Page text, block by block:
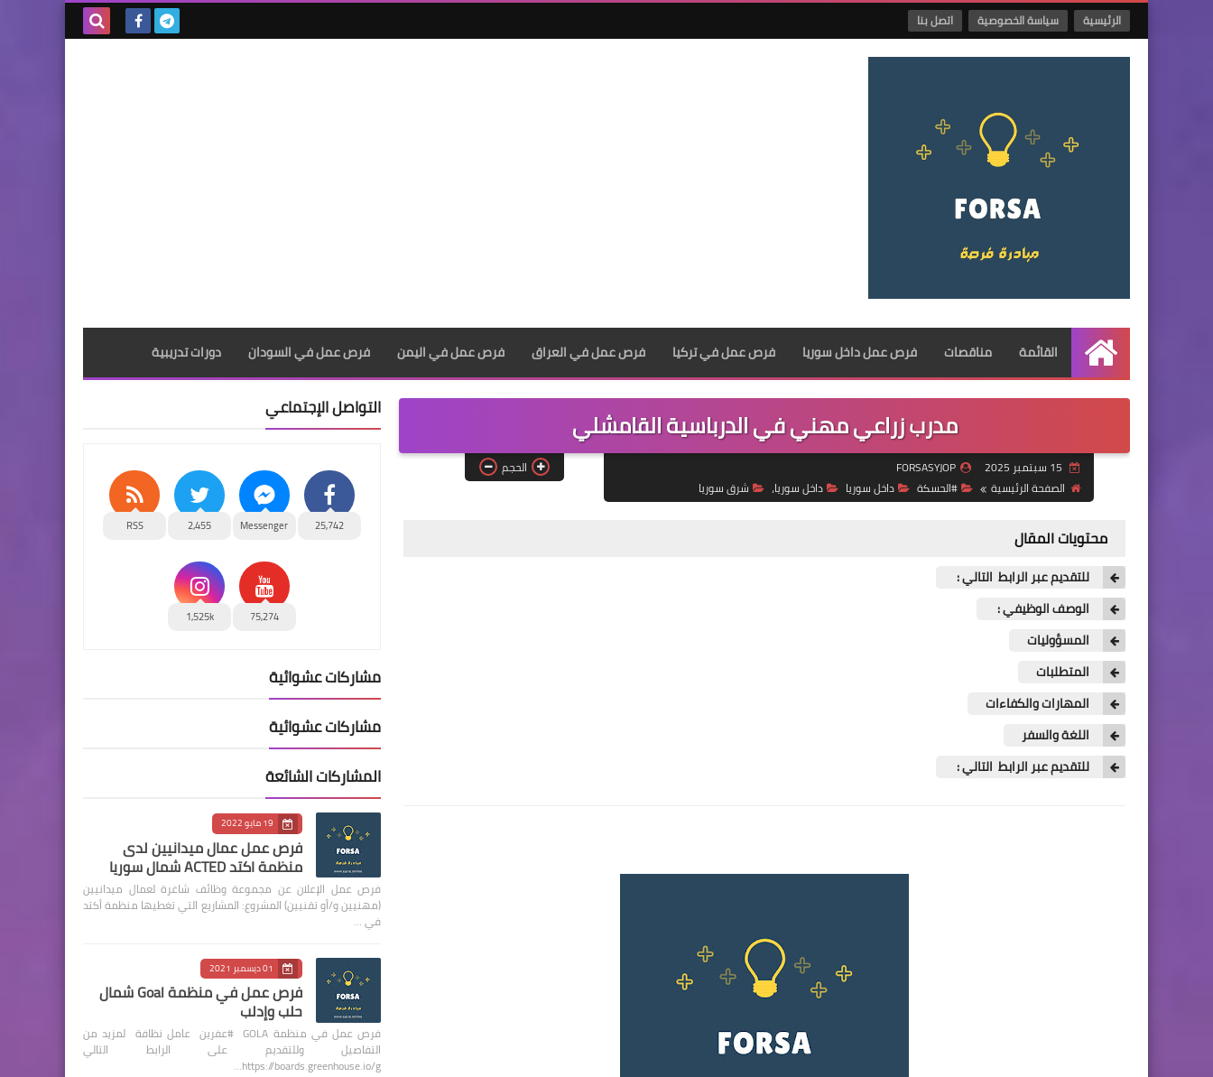
الرئيسية سياسة الخصوصية اتصل بنا
الرئيسية
القائمة مناقصات فرص عمل داخل سوريا فرص عمل في تركيا فرص عمل في العراق فرص عمل في اليمن فرص عمل في السودان دورات تدريبية
مدرب زراعي مهني في الدرباسية القامشلي
FORSASYJOP
الصفحة الرئيسية
#الحسكة داخل سوريا داخل سوريا، شرق سوريا
الحجم
محتويات المقال
للتقديم عبر الرابط التالي :
الوصف الوظيفي :
المسؤوليات
المتطلبات
المهارات والكفاءات
اللغة والسفر
للتقديم عبر الرابط التالي :
التواصل الإجتماعي
25,742
Messenger
2,455
RSS
75,274
1,525k
مشاركات عشوائية
مشاركات عشوائية
المشاركات الشائعة
19 مايو 2022
فرص عمل عمال ميدانيين لدى
منظمة اكتد ACTED شمال سوريا
فرص عمل الإعلان عن مجموعة وظائف شاغرة لعمال ميدانيين
(مهنيين و/أو تقنيين) المشروع: المشاريع التي تغطيها منظمة أكتد
في …
01 ديسمبر 2021
فرص عمل في منظمة Goal شمال
حلب وإدلب
فرص عمل في منظمة GOLA #عفرين عامل نظافة لمزيد من
التفاصيل وللتقديم على الرابط التالي
https://boards.greenhouse.io/g…